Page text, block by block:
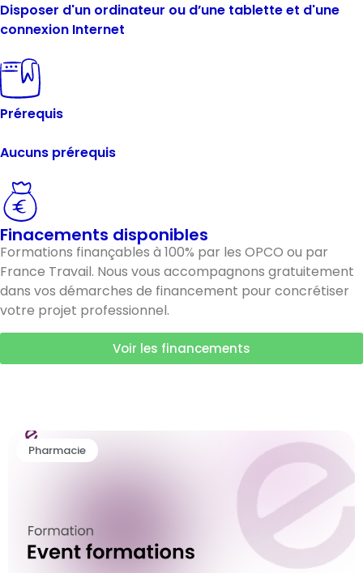
Disposer d'un ordinateur ou d’une tablette et d'une
connexion Internet
Prérequis
Aucuns prérequis
Finacements disponibles
Formations finançables à 100% par les OPCO ou par
France Travail. Nous vous accompagnons gratuitement
dans vos démarches de financement pour concrétiser
votre projet professionnel.
Voir les financements
Pharmacie